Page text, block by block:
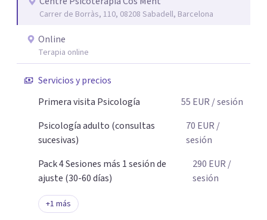
integran: en cómo piensas, cómo sientes y cómo te
en intervenciones precisas, en ir a la raíz y en
transformaciones reales y sostenibles. Trabajo desde un
espacio cercano, seguro y sin juicio. Pero también desde
incomoda. Tu cambio no empieza cuando lo entiendes.
Empieza cuando dejas de repetir lo mismo.
Carrer de Borràs, 110, 08208 Sabadell, Barcelona
Online
Terapia online
Servicios y precios
Primera visita Psicología
55 EUR / sesión
Psicología adulto (consultas
sucesivas)
70 EUR /
sesión
Pack 4 Sesiones más 1 sesión de
ajuste (30-60 días)
290 EUR /
sesión
+1 más